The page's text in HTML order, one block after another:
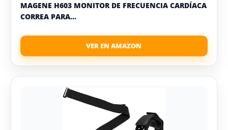
MAGENE H603 MONITOR DE FRECUENCIA CARDÍACA
CORREA PARA...